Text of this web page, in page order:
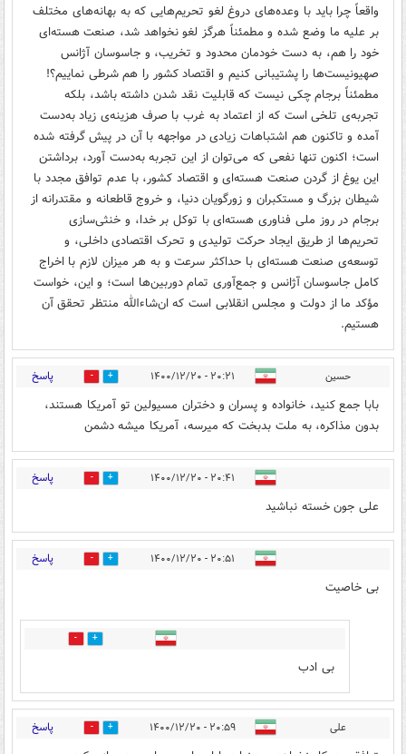
واقعاً چرا باید با وعده‌های دروغ لغو تحریم‌هایی که به بهانه‌های مختلف
بر علیه ما وضع شده و مطمئناً هرگز لغو نخواهد شد، صنعت هسته‌ای
خود را هم، به دست خودمان محدود و تخریب، و جاسوسان آژانس
صهیونیست‌ها را پشتیبانی کنیم و اقتصاد کشور را هم شرطی نماییم؟!
مطمئناً برجام چکی نیست که قابلیت نقد شدن داشته باشد، بلکه
تجربه‌ی تلخی است که از اعتماد به غرب با صرف هزینه‌ی زیاد به‌دست
آمده و تاکنون هم اشتباهات زیادی در مواجهه با آن در پیش گرفته شده
است؛ اکنون تنها نفعی که می‌توان از این تجربه به‌دست آورد، برداشتن
این یوغ از گردن صنعت هسته‌ای و اقتصاد کشور، با عدم توافق مجدد با
شیطان بزرگ و مستکبران و زورگویان دنیا، و خروج قاطعانه و مقتدرانه از
برجام در روز ملی فناوری هسته‌ای با توکل بر خدا، و خنثی‌سازی
تحریم‌ها از طریق ایجاد حرکت تولیدی و تحرک اقتصادی داخلی، و
توسعه‌ی صنعت هسته‌ای با حداکثر سرعت و به هر میزان لازم با اخراج
کامل جاسوسان آژانس و جمع‌آوری تمام دوربین‌ها است؛ و این، خواست
مؤکد ما از دولت و مجلس انقلابی است که ان‌شاءالله منتظر تحقق آن
هستیم.
حسین ۲۰:۲۱ - ۱۴۰۰/۱۲/۲۰ 16 پاسخ
بابا جمع کنید، خانواده و پسران و دختران مسیولین تو آمریکا هستند،
بدون مذاکره، به ملت بدبخت که میرسه، آمریکا میشه دشمن
۲۰:۴۱ - ۱۴۰۰/۱۲/۲۰ 6 پاسخ
علی جون خسته نباشید
۲۰:۵۱ - ۱۴۰۰/۱۲/۲۰ 8 پاسخ
بی خاصیت
2
بی ادب
علی ۲۰:۵۹ - ۱۴۰۰/۱۲/۲۰ 19 پاسخ